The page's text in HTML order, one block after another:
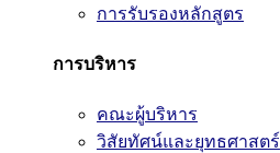
การรับรองหลักสูตร
การบริหาร
คณะผู้บริหาร
วิสัยทัศน์และยุทธศาสตร์